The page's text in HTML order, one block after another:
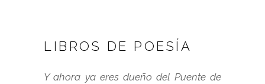
LIBROS DE POESÍA
Y ahora ya eres dueño del Puente de